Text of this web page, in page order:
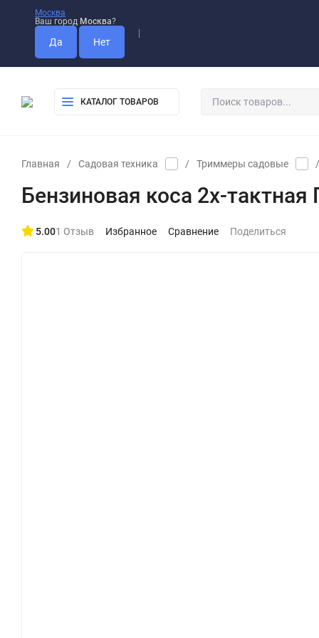
Москва
Ваш город Москва?
КАТАЛОГ ТОВАРОВ
Главная / Садовая техника / Триммеры садовые /
Бензиновая коса 2x-
5.001 Отзыв Избранное Сравнение Поделиться